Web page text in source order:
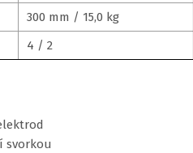
300 mm / 15,0 kg
4 / 2
svorkou